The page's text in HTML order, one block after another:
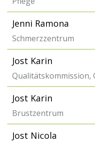
Jenni Ramona
Schmerzzentrum
Jost Karin
Qualitätskommission,
Jost Karin
Brustzentrum
Jost Nicola